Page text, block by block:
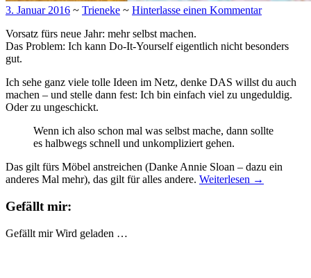
3. Januar 2016 ~ Trieneke ~ Hinterlasse einen Kommentar
Vorsatz fürs neue Jahr: mehr selbst machen.
Das Problem: Ich kann Do-It-Yourself eigentlich nicht besonders
gut.
Ich sehe ganz viele tolle Ideen im Netz, denke DAS willst du auch
machen – und stelle dann fest: Ich bin einfach viel zu ungeduldig.
Oder zu ungeschickt.
Wenn ich also schon mal was selbst mache, dann sollte
es halbwegs schnell und unkompliziert gehen.
Das gilt fürs Möbel anstreichen (Danke Annie Sloan – dazu ein
anderes Mal mehr), das gilt für alles andere. Weiterlesen →
Gefällt mir:
Gefällt mir Wird geladen …